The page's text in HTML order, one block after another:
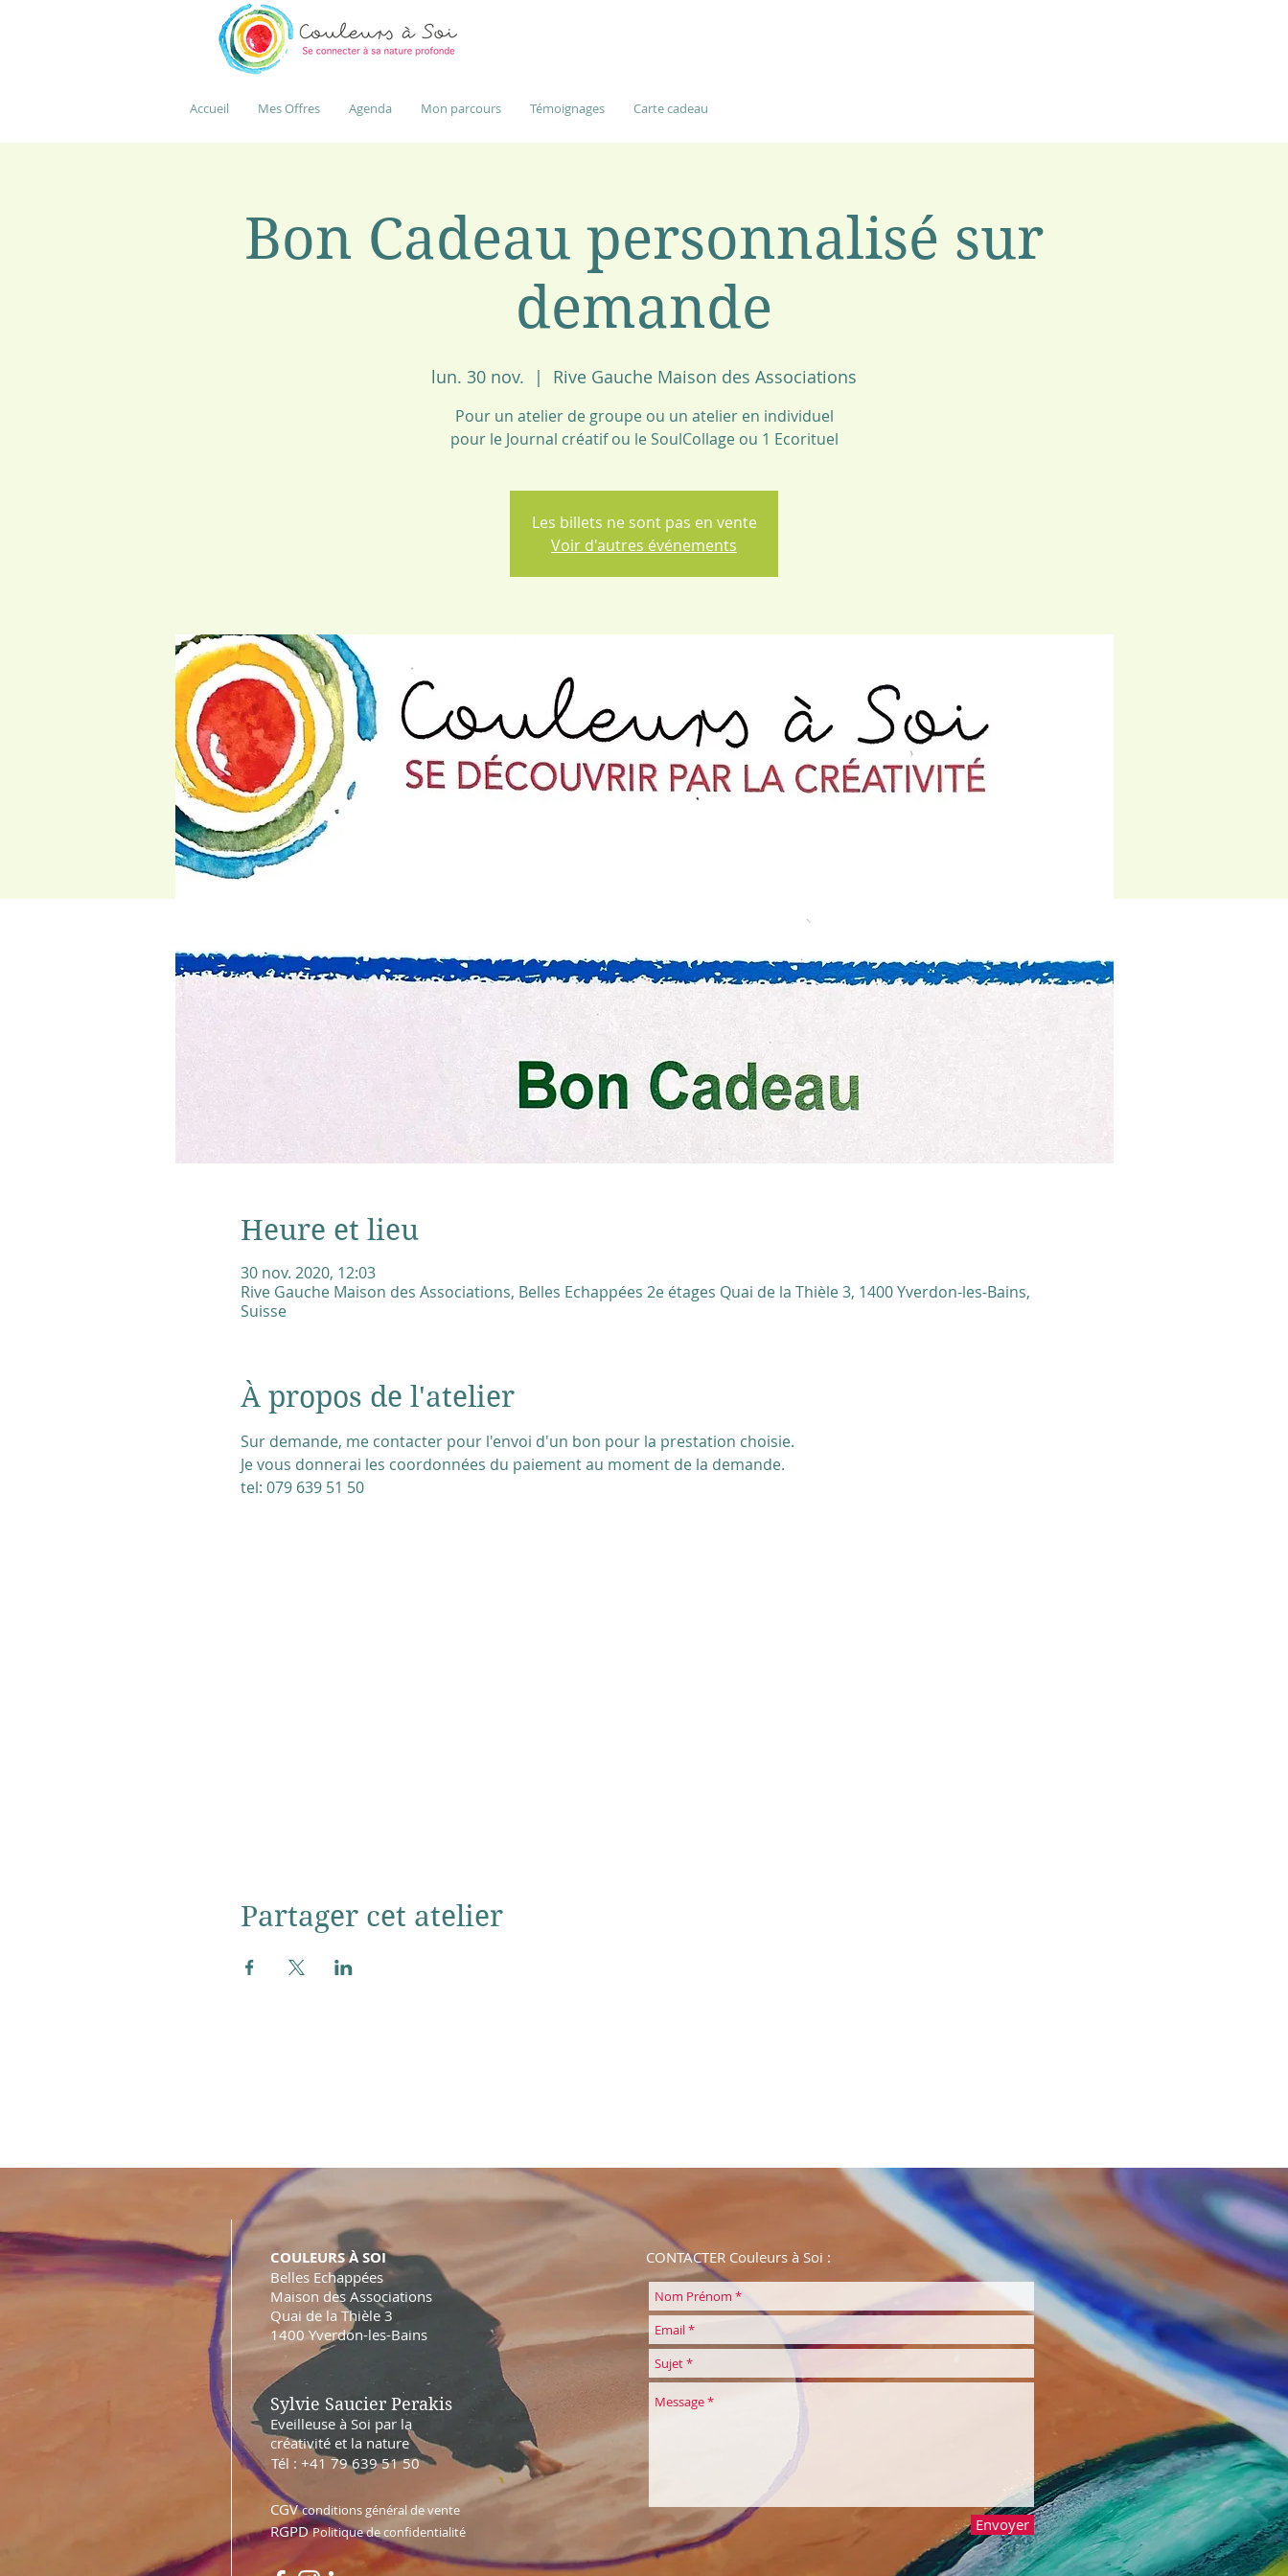
Accueil Mes Offres Agenda Mon parcours Témoignages Carte cadeau
Bon Cadeau personnalisé sur
demande
lun. 30 nov.
  |
Rive Gauche Maison des Associations
Pour un atelier de groupe ou un atelier en individuel
pour le Journal créatif ou le SoulCollage ou 1 Ecorituel
Les billets ne sont pas en vente
Voir d'autres événements
Heure et lieu
30 nov. 2020, 12:03
Rive Gauche Maison des Associations, Belles Echappées 2e étages Quai de la Thièle 3, 1400 Yverdon-les-Bains,
Suisse
À propos de l'atelier
Sur demande, me contacter pour l'envoi d'un bon pour la prestation choisie.
Je vous donnerai les coordonnées du paiement au moment de la demande.
tel: 079 639 51 50
Partager cet atelier
COULEURS À SOI
Belles Echappées
Maison des Associations
Quai de la Thièle 3
1400 Yverdon-les-Bains
Sylvie Saucier Perakis
Eveilleuse à Soi par la
créativité et la nature
Tél : +41 79 639 51 50
CGVconditions général de vente
RGPDPolitique de confidentialité
CONTACTER Couleurs à Soi :
Envoyer